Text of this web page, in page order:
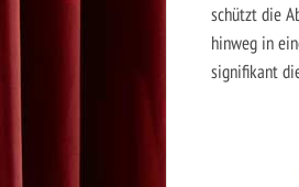
schützt die
hinweg in
signifikant